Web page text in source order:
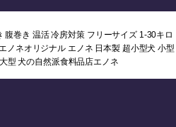
腹巻き 温活 冷房対策 フリーサイズ 1-30キロ
ノネオリジナル エノネ 日本製 超小型犬 小型
型 犬の自然派食料品店エノネ